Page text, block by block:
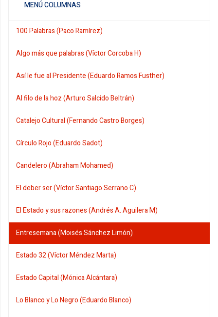
MENÚ COLUMNAS
100 Palabras (Paco Ramírez)
Algo más que palabras (Víctor Corcoba H)
Así le fue al Presidente (Eduardo Ramos Fusther)
Al filo de la hoz (Arturo Salcido Beltrán)
Catalejo Cultural (Fernando Castro Borges)
Círculo Rojo (Eduardo Sadot)
Candelero (Abraham Mohamed)
El deber ser (Víctor Santiago Serrano C)
El Estado y sus razones (Andrés A. Aguilera M)
Entresemana (Moisés Sánchez Limón)
Estado 32 (Víctor Méndez Marta)
Estado Capital (Mónica Alcántara)
Lo Blanco y Lo Negro (Eduardo Blanco)